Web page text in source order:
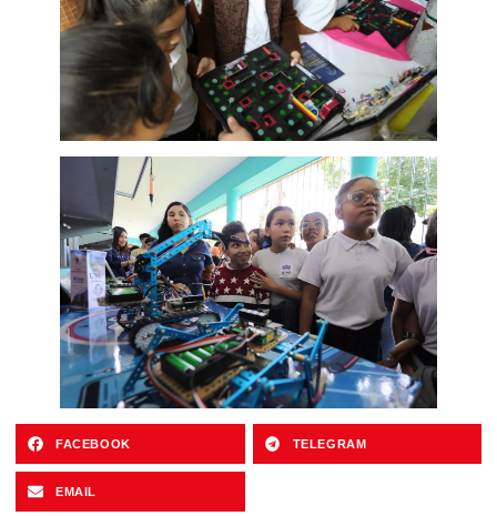
FACEBOOK TELEGRAM
EMAIL